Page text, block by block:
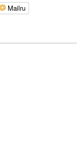
Mailru